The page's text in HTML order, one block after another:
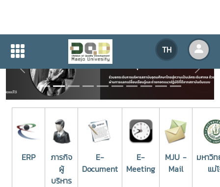
TH
Previous
Next
ERP
ภารกิจ
ผู้
บริหาร
E-
Document
E-
Meeting
MJU -
Mail
มหาวิ
แม่